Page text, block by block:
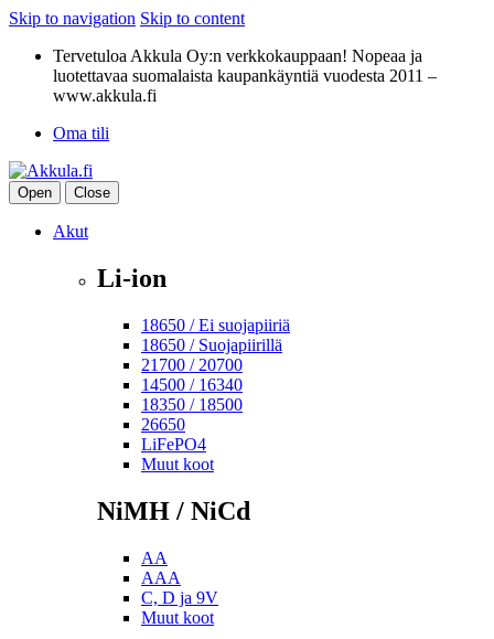
Skip to navigation Skip to content
Tervetuloa Akkula Oy:n verkkokauppaan! Nopeaa ja
luotettavaa suomalaista kaupankäyntiä vuodesta 2011 –
www.akkula.fi
Oma tili
Open Close
Akut
Li-ion
18650 / Ei suojapiiriä
18650 / Suojapiirillä
21700 / 20700
14500 / 16340
18350 / 18500
26650
LiFePO4
Muut koot
NiMH / NiCd
AA
AAA
C, D ja 9V
Muut koot